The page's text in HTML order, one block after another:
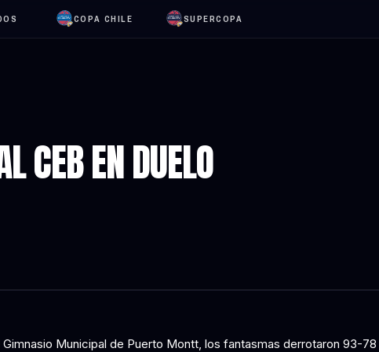
COPA CHILE SUPERCOPA
CEB EN DUELO
Gimnasio Municipal de Puerto Montt, los fantasmas derrotaron 93-78